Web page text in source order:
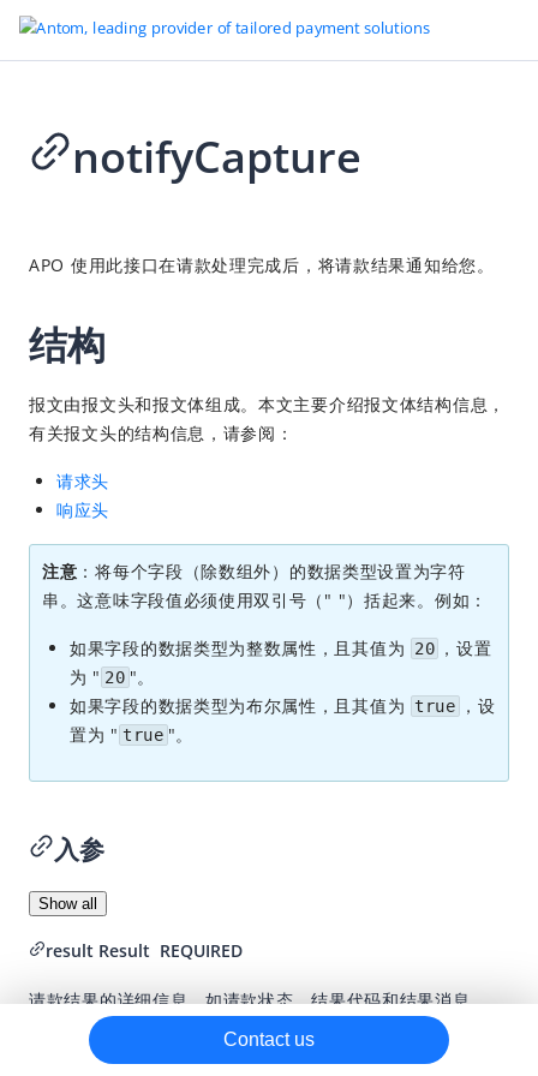
Go to Homepage
概述
APO 商户服务
Checkout page 集成
SDK 集成
请款
接收通知
争议
取消交易
对账
独立绑卡
独立风控
线上支付
notifyCapture
APO 使用此接口在请款处理完成后，将请款结果通知给您。
结构
报文由报文头和报文体组成。本文主要介绍报文体结构信息，
有关报文头的结构信息，请参阅：
请求头
响应头
注意 ：将每个字段（除数组外）的数据类型设置为字符
串。这意味字段值必须使用双引号（" "）括起来。例如：
如果字段的数据类型为整数属性，且其值为 20 ，设置
为 " 20 "。
如果字段的数据类型为布尔属性，且其值为
true
，设
置为 " true "。
入参
Show all
result Result REQUIRED
请款结果的详细信息，如请款状态、结果代码和结果消息。
Show child parametersContact us